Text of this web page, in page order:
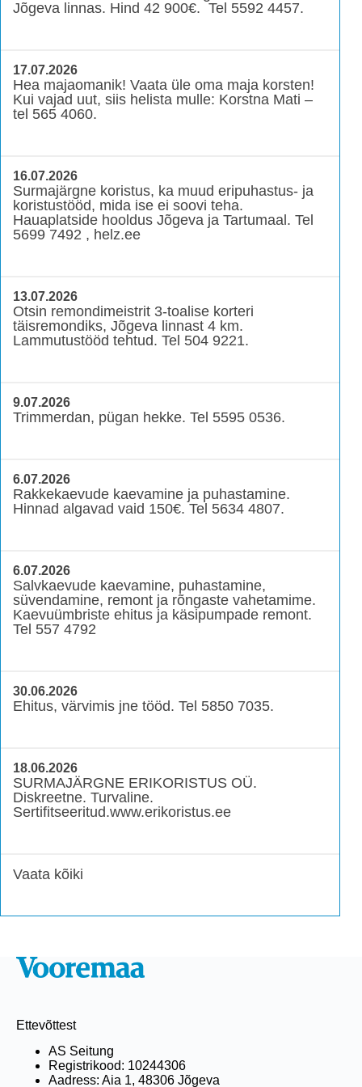
Jõgeva linnas. Hind 42 900€. Tel 5592 4457.
17.07.2026
Hea majaomanik! Vaata üle oma maja korsten!
Kui vajad uut, siis helista mulle: Korstna Mati –
tel 565 4060.
16.07.2026
Surmajärgne koristus, ka muud eripuhastus- ja
koristustööd, mida ise ei soovi teha.
Hauaplatside hooldus Jõgeva ja Tartumaal. Tel
5699 7492 , helz.ee
13.07.2026
Otsin remondimeistrit 3-toalise korteri
täisremondiks, Jõgeva linnast 4 km.
Lammutustööd tehtud. Tel 504 9221.
9.07.2026
Trimmerdan, pügan hekke. Tel 5595 0536.
6.07.2026
Rakkekaevude kaevamine ja puhastamine.
Hinnad algavad vaid 150€. Tel 5634 4807.
6.07.2026
Salvkaevude kaevamine, puhastamine,
süvendamine, remont ja rõngaste vahetamime.
Kaevuümbriste ehitus ja käsipumpade remont.
Tel 557 4792
30.06.2026
Ehitus, värvimis jne tööd. Tel 5850 7035.
18.06.2026
SURMAJÄRGNE ERIKORISTUS OÜ.
Diskreetne. Turvaline.
Sertifitseeritud.www.erikoristus.ee
Vaata kõiki
Ettevõttest
AS Seitung
Registrikood: 10244306
Aadress: Aia 1, 48306 Jõgeva